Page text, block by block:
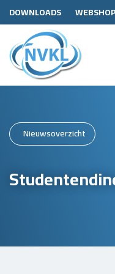
DOWNLOADS WEBSHOP
Nieuwsoverzicht